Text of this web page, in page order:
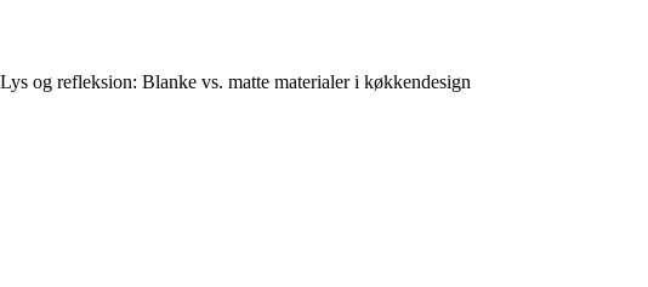
Lys og refleksion: Blanke vs. matte materialer i køkkendesign